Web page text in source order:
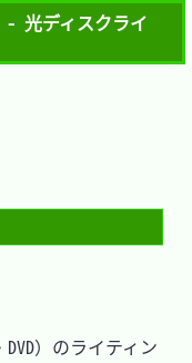
- 光ディスクライ
）のライティン